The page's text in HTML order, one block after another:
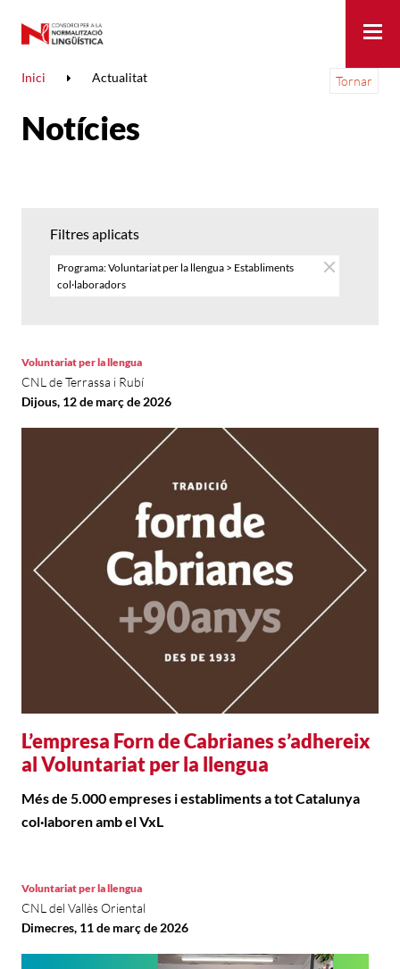
Inici Actualitat Tornar
Notícies
Filtres aplicats
Programa: Voluntariat per la llengua > Establiments
col·laboradors
L’empresa Forn de Cabrianes s’adhereix
al Voluntariat per la llengua
Voluntariat per la llengua
CNL de Terrassa i Rubí
Dijous, 12 de març de 2026
Més de 5.000 empreses i establiments a tot Catalunya
col·laboren amb el VxL
Voluntariat per la llengua
CNL del Vallès Oriental
Dimecres, 11 de març de 2026